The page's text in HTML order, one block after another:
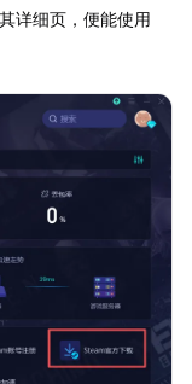
详细页，便能使用